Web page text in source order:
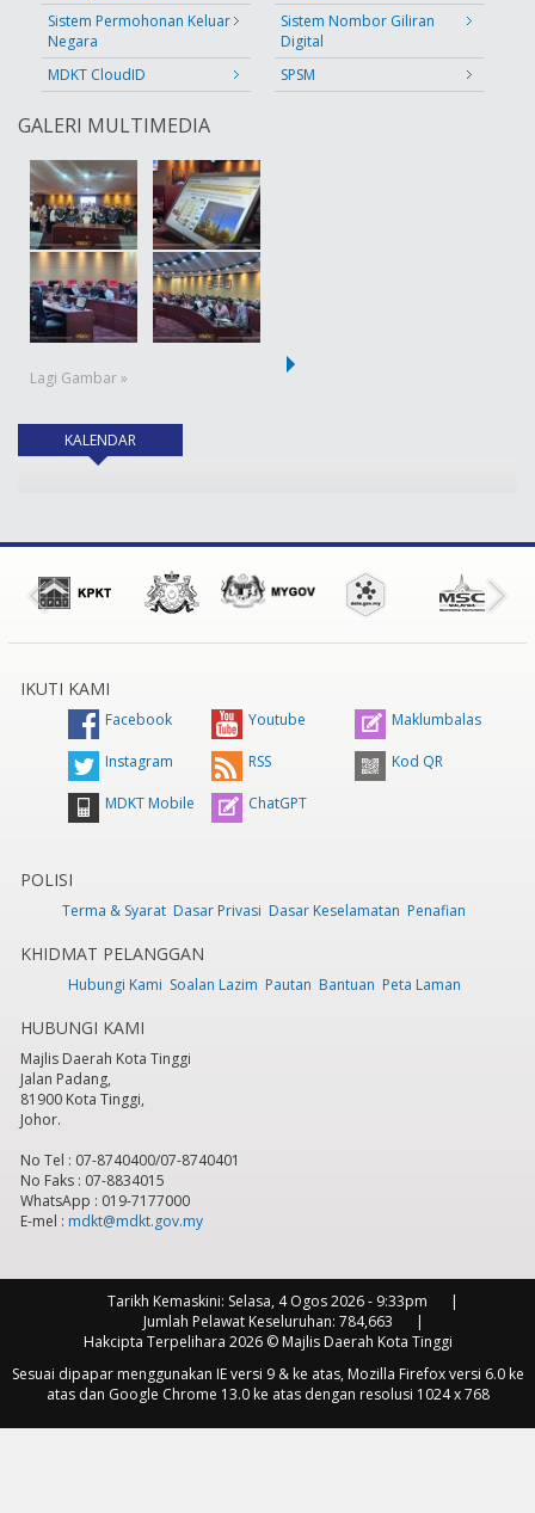
Sistem Permohonan Keluar
Negara
Sistem Nombor Giliran
Digital
MDKT CloudID
SPSM
GALERI MULTIMEDIA
Lagi Gambar »
KALENDAR(tab aktif)
IKUTI KAMI
Facebook Youtube Maklumbalas
Instagram RSS Kod QR
MDKT Mobile ChatGPT
POLISI
Terma & Syarat Dasar Privasi Dasar Keselamatan Penafian
KHIDMAT PELANGGAN
Hubungi Kami Soalan Lazim Pautan Bantuan Peta Laman
HUBUNGI KAMI
Majlis Daerah Kota Tinggi
Jalan Padang,
81900 Kota Tinggi,
Johor.
No Tel : 07-8740400/07-8740401
No Faks : 07-8834015
WhatsApp : 019-7177000
E-mel : mdkt@mdkt.gov.my
Tarikh Kemaskini: Selasa, 4 Ogos 2026 - 9:33pm
Jumlah Pelawat Keseluruhan: 784,663
Hakcipta Terpelihara 2026 © Majlis Daerah Kota Tinggi
Sesuai dipapar menggunakan IE versi 9 & ke atas, Mozilla Firefox versi 6.0 ke
atas dan Google Chrome 13.0 ke atas dengan resolusi 1024 x 768